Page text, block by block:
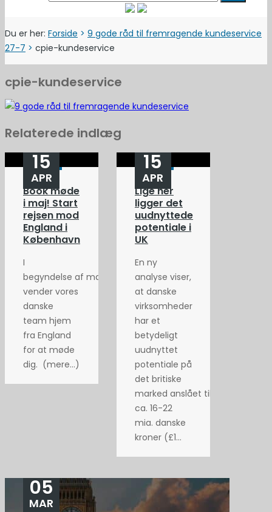
Du er her: Forside > 9 gode råd til fremragende kundeservice
27-7 > cpie-kundeservice
cpie-kundeservice
Relaterede indlæg
Book møde
i maj! Start
rejsen mod
England i
København
15
APR
I
begyndelse af maj
vender vores
danske
team hjem
fra England
for at møde
dig. (mere…)
Lige her
ligger det
uudnyttede
potentiale i
UK
15
APR
En ny
analyse viser,
at danske
virksomheder
har et
betydeligt
uudnyttet
potentiale på
det britiske
marked anslået til
ca. 16-22
mia. danske
kroner (£1...
05
MAR